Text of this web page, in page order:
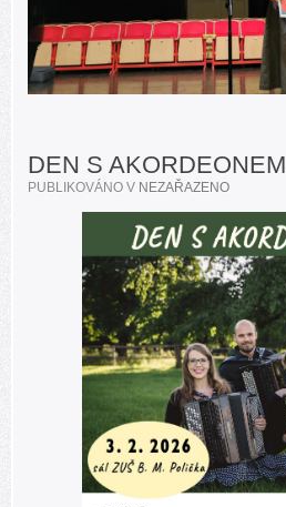
DEN S AKORDEONEM
PUBLIKOVÁNO V NEZAŘAZENO